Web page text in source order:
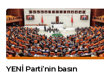
YENİ Parti’nin basın